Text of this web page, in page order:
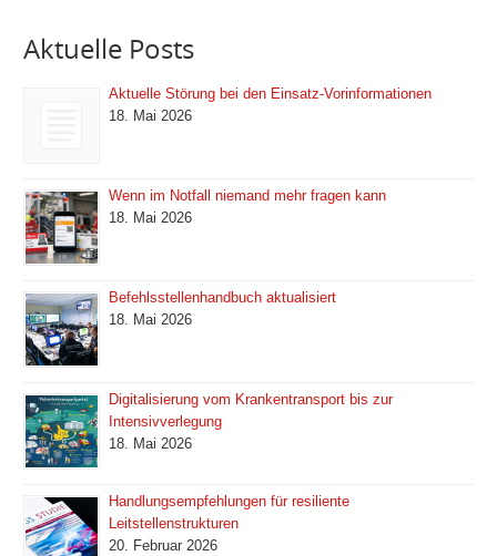
Aktuelle Posts
Aktuelle Störung bei den Einsatz-Vorinformationen
18. Mai 2026
Wenn im Notfall niemand mehr fragen kann
18. Mai 2026
Befehlsstellenhandbuch aktualisiert
18. Mai 2026
Digitalisierung vom Krankentransport bis zur
Intensivverlegung
18. Mai 2026
Handlungsempfehlungen für resiliente
Leitstellenstrukturen
20. Februar 2026